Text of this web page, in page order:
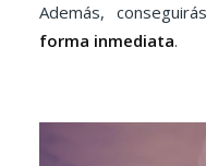
Además,
forma inmediata.